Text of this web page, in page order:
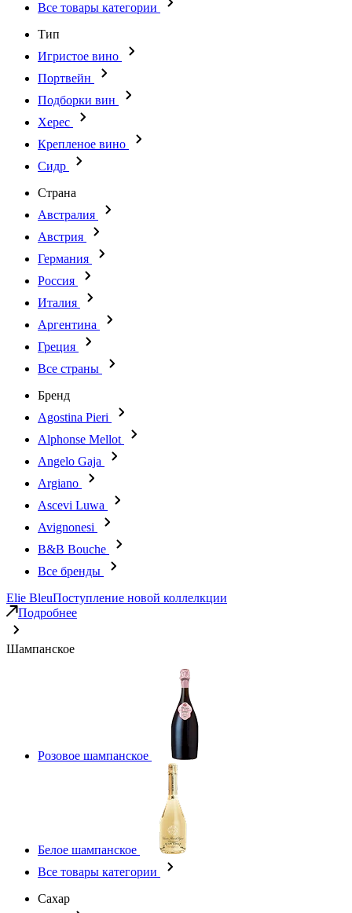
Все товары категории
Тип
Игристое вино
Портвейн
Подборки вин
Херес
Крепленое вино
Сидр
Страна
Австралия
Австрия
Германия
Россия
Италия
Аргентина
Греция
Все страны
Бренд
Agostina Pieri
Alphonse Mellot
Angelo Gaja
Argiano
Ascevi Luwa
Avignonesi
B&B Bouche
Все бренды
Elie BleuПоступление новой коллелкции
Подробнее
Шампанское
Розовое шампанское
Белое шампанское
Все товары категории
Сахар